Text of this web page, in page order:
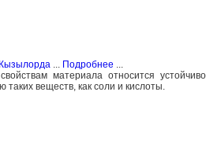
... Подробнее ...
материала относится
веществ, как соли и кислоты.